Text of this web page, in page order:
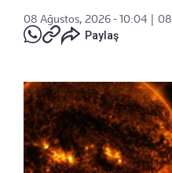
08 Ağustos, 2026 - 10:04
Paylaş